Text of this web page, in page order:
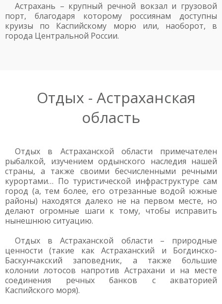
Астрахань – крупный речной вокзал и грузовой
порт, благодаря которому россиянам доступны
круизы по Каспийскому морю или, наоборот, в
города Центральной России.
Отдых - Астраханская
область
Отдых в Астраханской области примечателен
рыбалкой, изучением ордынского наследия нашей
страны, а также своими бесчисленными речными
курортами… По туристической инфраструктуре сам
город (а, тем более, его отрезанные водой южные
районы) находятся далеко не на первом месте, но
делают огромные шаги к тому, чтобы исправить
нынешнюю ситуацию.
Отдых в Астраханской области – природные
ценности (такие как Астраханский и Богдинско-
Баскунчакский заповедник, а также большие
колонии лотосов напротив Астрахани и на месте
соединения речных банков с акваторией
Каспийского моря).